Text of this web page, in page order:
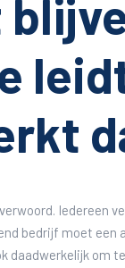
Iedereen
bedrijf moet een
daadwerkelijk om